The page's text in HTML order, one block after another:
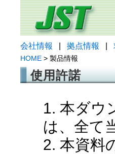
会社情報 拠点情報
HOME > 製品情報
使用許諾
1. 本ダウ
は、全て
2. 本資料